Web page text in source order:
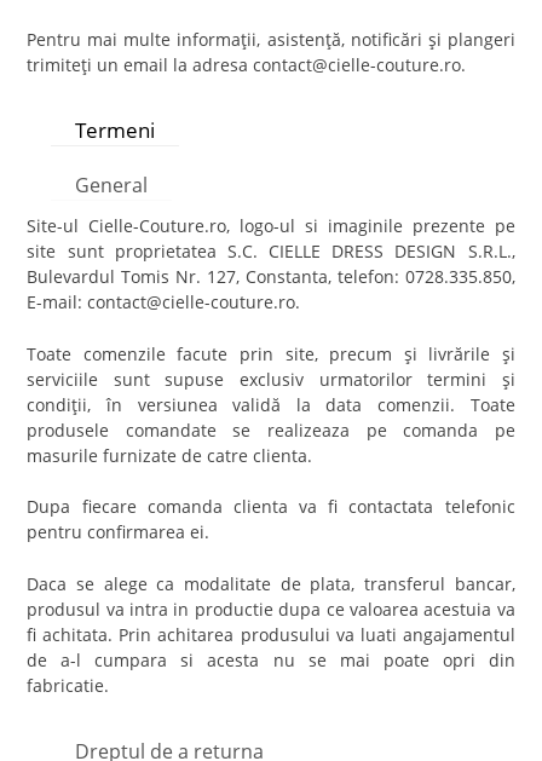
Pentru mai multe informaţii, asistenţă, notificări şi plangeri
trimiteţi un email la adresa contact@cielle-couture.ro.
Termeni
General
Site-ul Cielle-Couture.ro, logo-ul si imaginile prezente pe
site sunt proprietatea S.C. CIELLE DRESS DESIGN S.R.L.,
Bulevardul Tomis Nr. 127, Constanta, telefon: 0728.335.850,
E-mail: contact@cielle-couture.ro.
Toate comenzile facute prin site, precum şi livrările şi
serviciile sunt supuse exclusiv urmatorilor termini şi
condiţii, în versiunea validă la data comenzii. Toate
produsele comandate se realizeaza pe comanda pe
masurile furnizate de catre clienta.
Dupa fiecare comanda clienta va fi contactata telefonic
pentru confirmarea ei.
Daca se alege ca modalitate de plata, transferul bancar,
produsul va intra in productie dupa ce valoarea acestuia va
fi achitata. Prin achitarea produsului va luati angajamentul
de a-l cumpara si acesta nu se mai poate opri din
fabricatie.
Dreptul de a returna